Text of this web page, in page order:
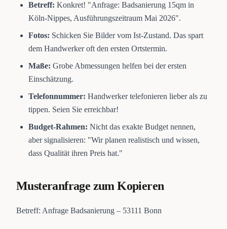
Betreff: Konkret! "Anfrage: Badsanierung 15qm in
Köln-Nippes, Ausführungszeitraum Mai 2026".
Fotos: Schicken Sie Bilder vom Ist-Zustand. Das spart
dem Handwerker oft den ersten Ortstermin.
Maße: Grobe Abmessungen helfen bei der ersten
Einschätzung.
Telefonnummer: Handwerker telefonieren lieber als zu
tippen. Seien Sie erreichbar!
Budget-Rahmen: Nicht das exakte Budget nennen,
aber signalisieren: "Wir planen realistisch und wissen,
dass Qualität ihren Preis hat."
Musteranfrage zum Kopieren
Betreff: Anfrage Badsanierung – 53111 Bonn